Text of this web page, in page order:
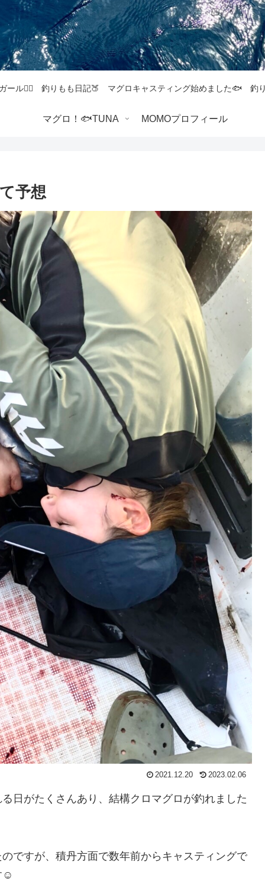
ール💁‍♀️ 釣りもも日記🍑 マグロキャスティング始めました🐟 釣
マグロ！🐟TUNA MOMOプロフィール
予想
2021.12.20 2023.02.06
日がたくさんあり、結構クロマグロが釣れました
ですが、積丹方面で数年前からキャスティングで
☺️